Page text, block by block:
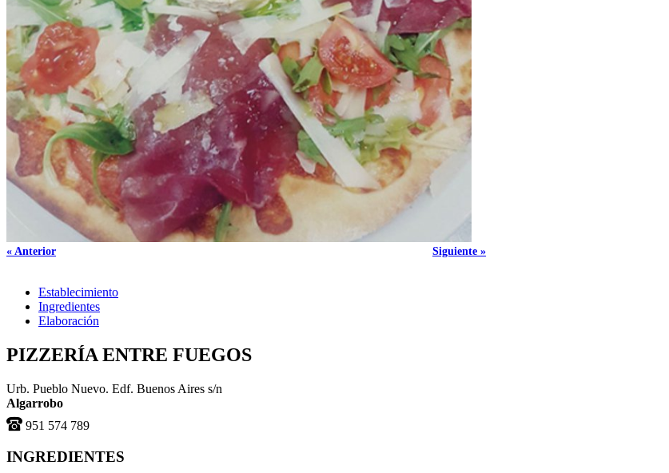
« Anterior Siguiente »
Establecimiento
Ingredientes
Elaboración
PIZZERÍA ENTRE FUEGOS
Urb. Pueblo Nuevo. Edf. Buenos Aires s/n
Algarrobo
951 574 789
INGREDIENTES